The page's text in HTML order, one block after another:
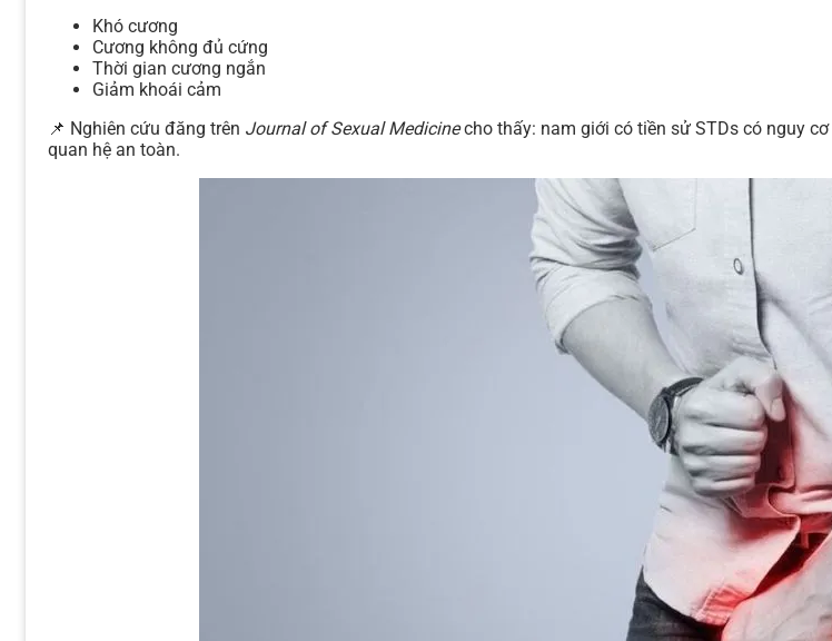
Khó cương
Cương không đủ cứng
Thời gian cương ngắn
Giảm khoái cảm
📌 Nghiên cứu đăng trên Journal of Sexual Medicinecho thấy: nam giới có tiền sử STDs có nguy cơ
quan hệ an toàn.